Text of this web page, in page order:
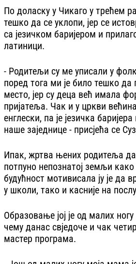
По доласку у Чикаго у трећем
тешко да се уклопи, јер се
са језичком баријером и
латиници.
- Родитељи су ме уписали у
поред тога ми је било тешко да
место, јер су деца већ имала
пријатеља. Чак и у цркви
енглески, па је језичка
наше заједнице - присјећа се
Ипак, жртва њених родитеља
потпуно непознатој земљи
будућност мотивисала ју је да
у школи, тако и касније на
Образовање јој је од малих
чему данас свједоче и чак
мастер програма.